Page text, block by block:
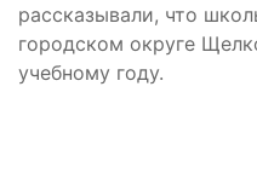
рассказывали, что
городском округе
учебному году.